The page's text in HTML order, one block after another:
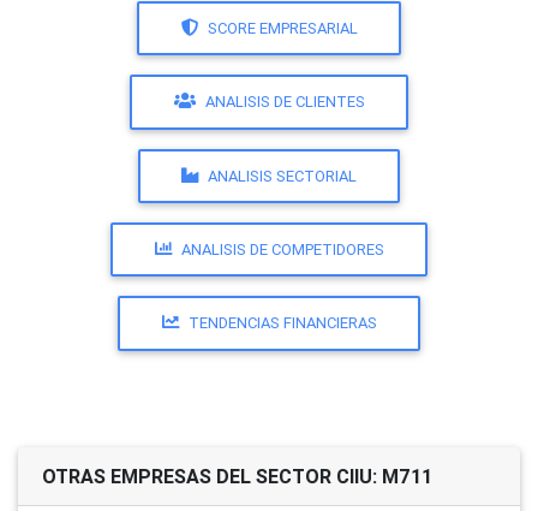
SCORE EMPRESARIAL
ANALISIS DE CLIENTES
ANALISIS SECTORIAL
ANALISIS DE COMPETIDORES
TENDENCIAS FINANCIERAS
OTRAS EMPRESAS DEL SECTOR CIIU: M711